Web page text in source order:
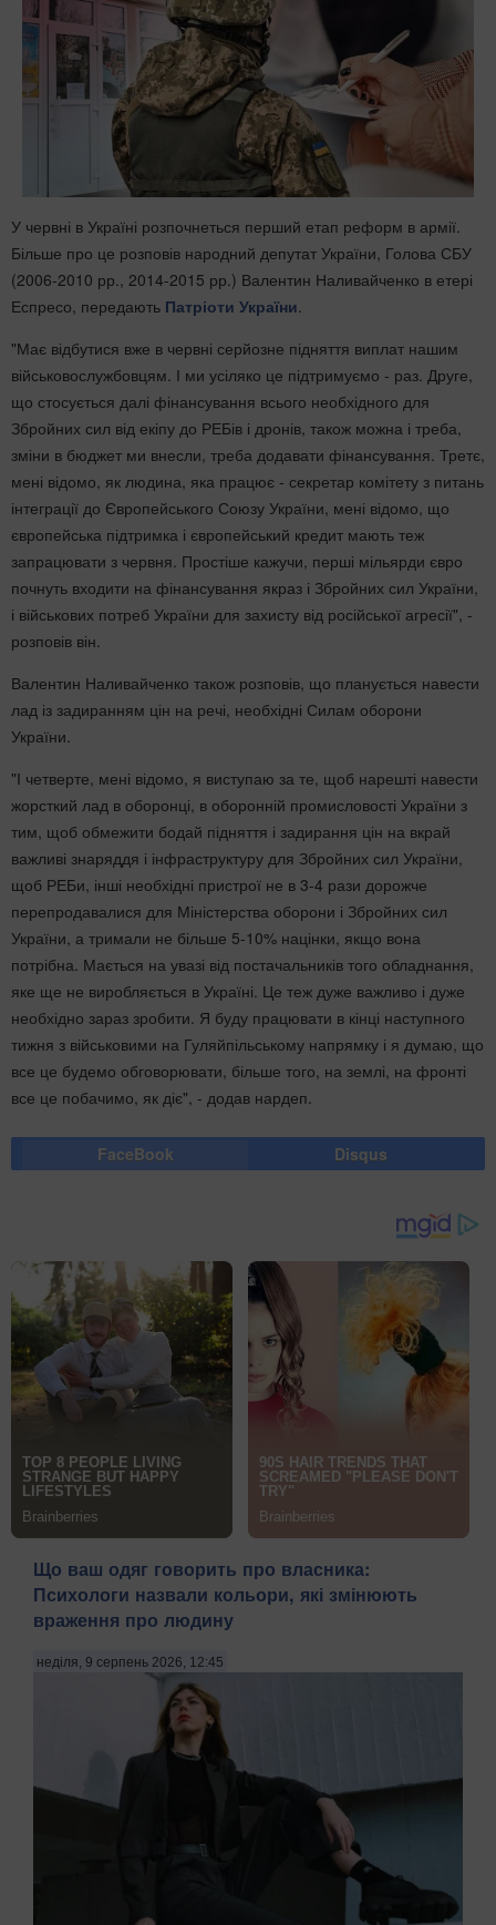
У червні в Україні розпочнеться перший етап реформ в армії.
Більше про це розповів народний депутат України, Голова СБУ
(2006-2010 рр., 2014-2015 рр.) Валентин Наливайченко в етері
Еспресо, передають Патріоти України
"Має відбутися вже в червні серйозне підняття виплат нашим
військовослужбовцям. І ми усіляко це підтримуємо - раз. Друге,
що стосується далі фінансування всього необхідного для
Збройних сил від екіпу до РЕБів і дронів, також можна і треба,
зміни в бюджет ми внесли, треба додавати фінансування. Третє,
мені відомо, як людина, яка працює - секретар комітету з питань
інтеграції до Європейського Союзу України, мені відомо, що
європейська підтримка і європейський кредит мають теж
запрацювати з червня. Простіше кажучи, перші мільярди євро
почнуть входити на фінансування якраз і Збройних сил України,
і військових потреб України для захисту від російської агресії", -
розповів він.
Валентин Наливайченко також розповів, що планується навести
лад із задиранням цін на речі, необхідні Силам оборони
України.
"І четверте, мені відомо, я виступаю за те, щоб нарешті навести
жорсткий лад в оборонці, в оборонній промисловості України з
тим, щоб обмежити бодай підняття і задирання цін на вкрай
важливі знаряддя і інфраструктуру для Збройних сил України,
щоб РЕБи, інші необхідні пристрої не в 3-4 рази дорожче
перепродавалися для Міністерства оборони і Збройних сил
України, а тримали не більше 5-10% націнки, якщо вона
потрібна. Мається на увазі від постачальників того обладнання,
яке ще не виробляється в Україні. Це теж дуже важливо і дуже
необхідно зараз зробити. Я буду працювати в кінці наступного
тижня з військовими на Гуляйпільському напрямку і я думаю, що
все це будемо обговорювати, більше того, на землі, на фронті
все це побачимо, як діє", - додав нардеп.
FaceBook Disqus
Що ваш одяг говорить про власника:
Психологи назвали кольори, які змінюють
враження про людину
неділя, 9 серпень 2026, 12:45